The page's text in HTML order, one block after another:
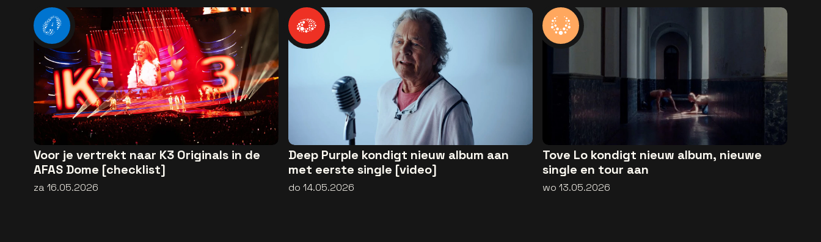
Voor je vertrekt naar K3 Originals in de
AFAS Dome [checklist]
za 16.05.2026
Deep Purple kondigt nieuw album aan
met eerste single [video]
do 14.05.2026
Tove Lo kondigt nieuw album, nieuwe
single en tour aan
wo 13.05.2026